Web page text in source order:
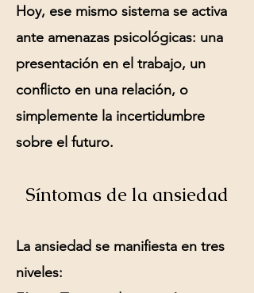
Hoy, ese mismo sistema se activa
ante amenazas psicológicas: una
presentación en el trabajo, un
conflicto en una relación, o
simplemente la incertidumbre
sobre el futuro.
Síntomas de la ansiedad
La ansiedad se manifiesta en tres
niveles: